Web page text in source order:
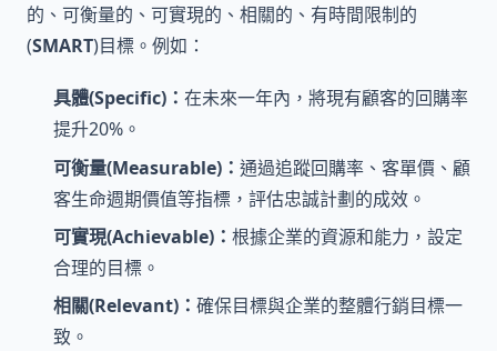
的、可衡量的、可實現的、相關的、有時間限制的
(SMART)目標。例如：
具體(Specific)： 在未來一年內，將現有顧客的回購率
提升20%。
可衡量(Measurable)： 通過追蹤回購率、客單價、顧
客生命週期價值等指標，評估忠誠計劃的成效。
可實現(Achievable)： 根據企業的資源和能力，設定
合理的目標。
相關(Relevant)： 確保目標與企業的整體行銷目標一
致。